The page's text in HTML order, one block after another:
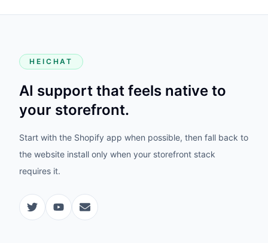
HEICHAT
AI support that feels native to
your storefront.
Start with the Shopify app when possible, then fall back to
the website install only when your storefront stack
requires it.